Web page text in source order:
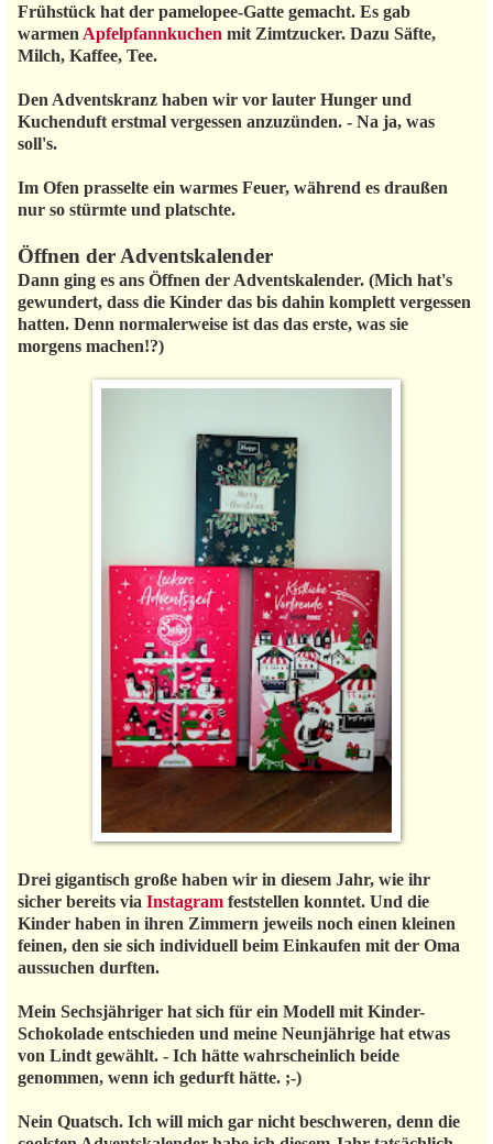
Frühstück hat der pamelopee-Gatte gemacht. Es gab
warmen Apfelpfannkuchen mit Zimtzucker. Dazu Säfte,
Milch, Kaffee, Tee.
Den Adventskranz haben wir vor lauter Hunger und
Kuchenduft erstmal vergessen anzuzünden. - Na ja, was
soll's.
Im Ofen prasselte ein warmes Feuer, während es draußen
nur so stürmte und platschte.
Öffnen der Adventskalender
Dann ging es ans Öffnen der Adventskalender. (Mich hat's
gewundert, dass die Kinder das bis dahin komplett vergessen
hatten. Denn normalerweise ist das das erste, was sie
morgens machen!?)
Drei gigantisch große haben wir in diesem Jahr, wie ihr
sicher bereits via Instagram feststellen konntet. Und die
Kinder haben in ihren Zimmern jeweils noch einen kleinen
feinen, den sie sich individuell beim Einkaufen mit der Oma
aussuchen durften.
Mein Sechsjähriger hat sich für ein Modell mit Kinder-
Schokolade entschieden und meine Neunjährige hat etwas
von Lindt gewählt. - Ich hätte wahrscheinlich beide
genommen, wenn ich gedurft hätte. ;-)
Nein Quatsch. Ich will mich gar nicht beschweren, denn die